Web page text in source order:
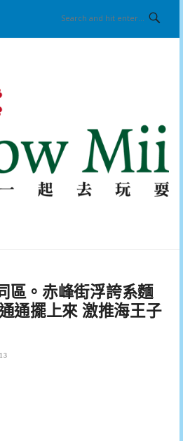
區。赤峰街浮誇系麵
通擺上來 激推海王子